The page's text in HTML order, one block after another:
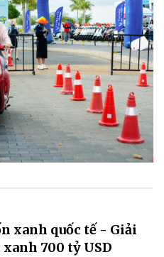
xanh quốc tế - Giải
700 tỷ USD